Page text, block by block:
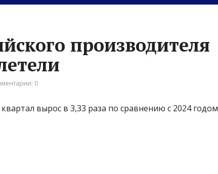
производителя
0
вырос в 3,33 раза по сравнению с 2024 годом